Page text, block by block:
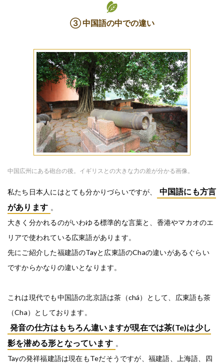
③ 中国語の中での違い
中国広州にある砲台の後。イギリスとの大きな力の差が分かる画像。
私たち日本人にはとても分かりづらいですが、
中国語にも方言
があります 。
大きく分かれるのがいわゆる標準的な言葉と、香港やマカオのエ
リアで使われている広東語があります。
先にご紹介した福建語のTayと広東語のChaの違いがあるぐらい
ですからかなりの違いとなります。
これは現代でも中国語の北京語は茶（chá）として、広東語も茶
（Cha）としております。
発音の仕方はもちろん違いますが現在では茶(Te)は少し
影を潜める形となっています 。
Tayの発祥福建語は現在もTeだそうですが、福建語、上海語、四